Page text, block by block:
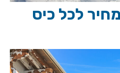
לכל כיס